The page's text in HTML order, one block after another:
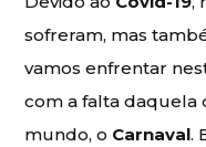
sofreram, mas
vamos enfrentar
com a falta daquela
mundo, o Carnaval.